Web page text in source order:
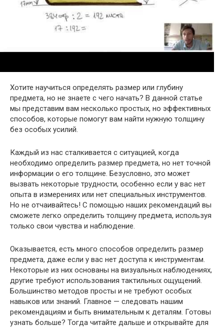
Хотите научиться определять размер или глубину
предмета, но не знаете с чего начать? В данной статье
мы представим вам несколько простых, но эффективных
способов, которые помогут вам найти нужную толщину
без особых усилий.
Каждый из нас сталкивается с ситуацией, когда
необходимо определить размер предмета, но нет точной
информации о его толщине. Безусловно, это может
вызвать некоторые трудности, особенно если у вас нет
опыта в измерениях или нет специальных инструментов.
Но не отчаивайтесь! С помощью наших рекомендаций вы
сможете легко определить толщину предмета, используя
только свои чувства и наблюдение.
Оказывается, есть много способов определить размер
предмета, даже если у вас нет доступа к инструментам.
Некоторые из них основаны на визуальных наблюдениях,
другие требуют использования тактильных ощущений.
Большинство методов просты и не требуют особых
навыков или знаний. Главное — следовать нашим
рекомендациям и быть внимательным к деталям. Готовы
узнать больше? Тогда читайте дальше и открывайте для